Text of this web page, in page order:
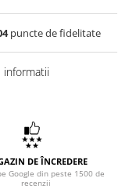
puncte de fidelitate
DE ÎNCREDERE
pe Google din peste 1500 de
recenzii